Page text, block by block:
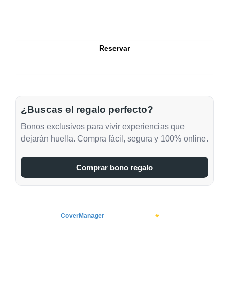
¿Buscas el regalo perfecto?
Bonos exclusivos para vivir experiencias que
dejarán huella. Compra fácil, segura y 100% online.
Comprar bono regalo
CoverManagermeans Hospitality